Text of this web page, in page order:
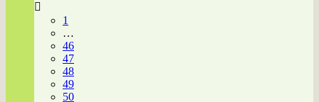
1
…
46
47
48
49
50